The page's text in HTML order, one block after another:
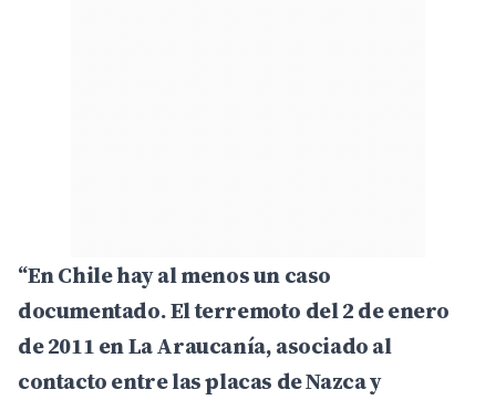
“En Chile hay al menos un caso
documentado. El terremoto del 2 de enero
de 2011 en La Araucanía, asociado al
contacto entre las placas de Nazca y